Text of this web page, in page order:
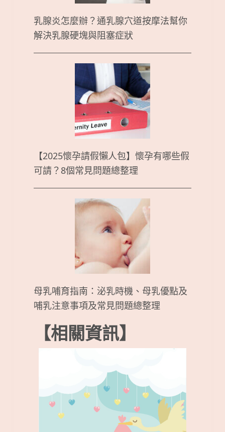
乳腺炎怎麼辦？通乳腺穴道按摩法幫你
解決乳腺硬塊與阻塞症狀
【2025懷孕請假懶人包】懷孕有哪些假
可請？8個常見問題總整理
母乳哺育指南：泌乳時機、母乳優點及
哺乳注意事項及常見問題總整理
【相關資訊】